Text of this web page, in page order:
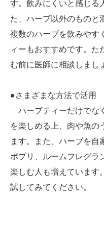
す。飲みにくいと感じる
た、ハーブ以外のものと
複数のハーブを飲みやす
ィーもおすすめです。た
む前に医師に相談しまし
●さまざまな方法で活用
ハーブティーだけでな
を楽しめる上、肉や魚の
ます。また、ハーブを自
ポプリ、ルームフレグラ
楽しむ人も増えています
試してみてください。